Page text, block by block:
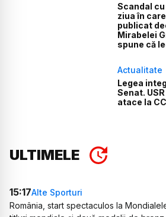
Scandal
ziua în
publicat
Mirabelei
spune că
Actualitate
Legea
Senat.
atace la
ULTIMELE
15:17Alte Sporturi
România, start spectaculos la